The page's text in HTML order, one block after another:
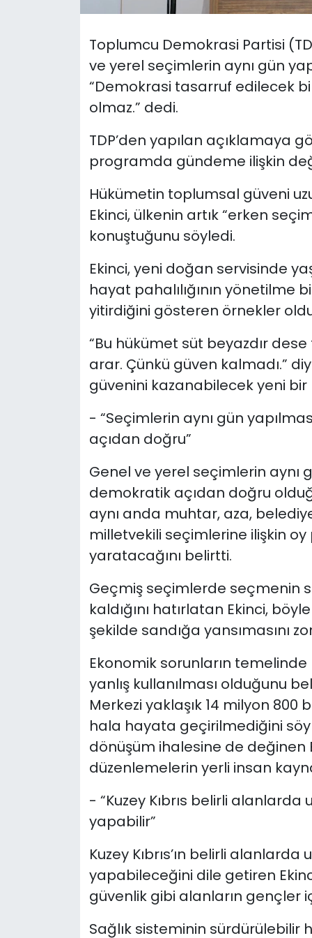
Toplumcu Demokrasi Partisi
ve yerel seçimlerin aynı gün
“Demokrasi tasarruf edilecek
olmaz.” dedi.
TDP’den yapılan açıklamaya
programda gündeme ilişkin
Hükümetin toplumsal güveni
Ekinci, ülkenin artık “erken
konuştuğunu söyledi.
Ekinci, yeni doğan servisinde
hayat pahalılığının yönetilme
yitirdiğini gösteren örnekler
“Bu hükümet süt beyazdır
arar. Çünkü güven kalmadı.”
güvenini kazanabilecek yeni
- “Seçimlerin aynı gün
açıdan doğru”
Genel ve yerel seçimlerin aynı
demokratik açıdan doğru
aynı anda muhtar, aza,
milletvekili seçimlerine ilişkin oy
yaratacağını belirtti.
Geçmiş seçimlerde seçmenin
kaldığını hatırlatan Ekinci,
şekilde sandığa yansımasını
Ekonomik sorunların
yanlış kullanılması olduğunu
Merkezi yaklaşık 14 milyon 800
hala hayata geçirilmediğini
dönüşüm ihalesine de değinen
düzenlemelerin yerli insan
- “Kuzey Kıbrıs belirli
yapabilir”
Kuzey Kıbrıs’ın belirli
yapabileceğini dile getiren
güvenlik gibi alanların gençler
Sağlık sisteminin sürdürülebilir
Teknoloji
Video Galeri
Yazarlar